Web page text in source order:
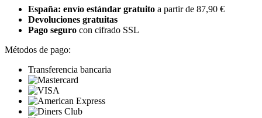
España: envío estándar gratuito a partir de 87,90 €
Devoluciones gratuitas
Pago seguro con cifrado SSL
Métodos de pago:
Transferencia bancaria